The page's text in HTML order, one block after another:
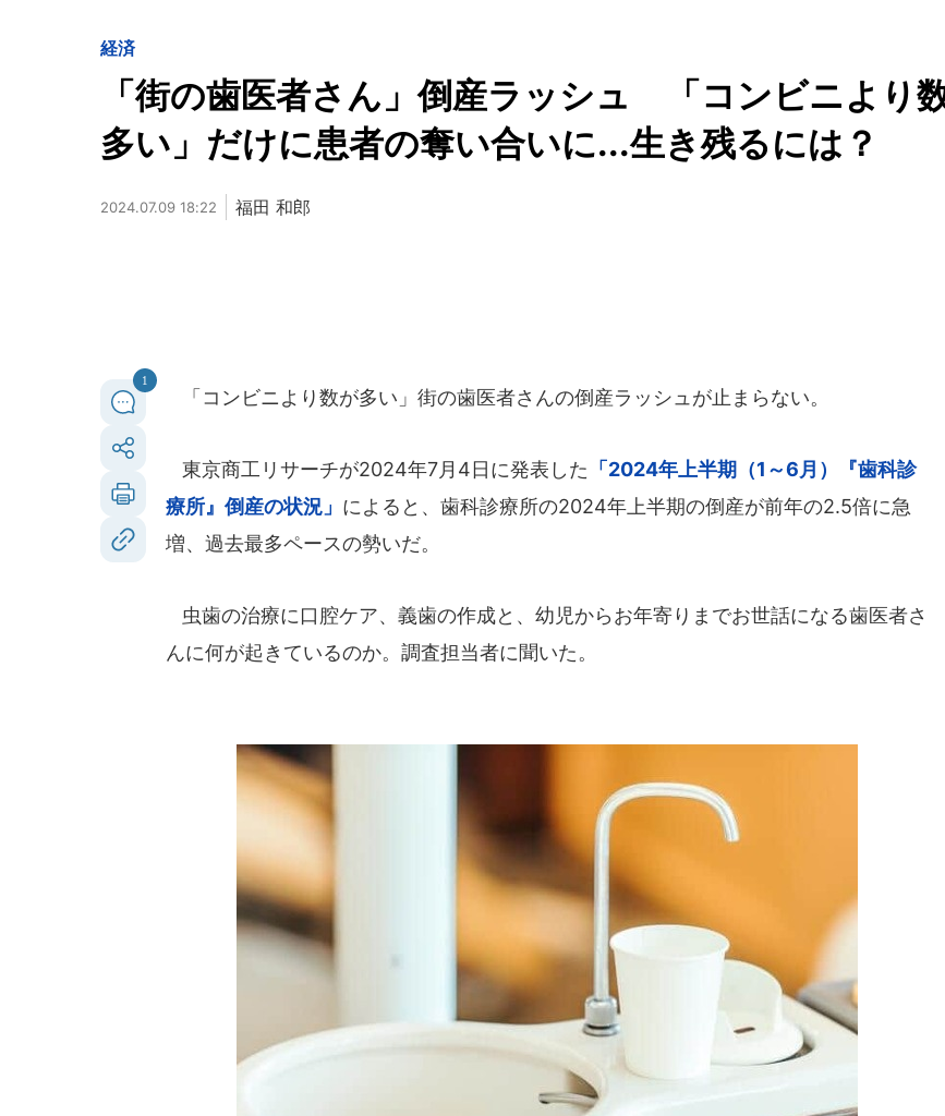
経済
「街の歯医者さん」倒産ラッシュ 「コンビニより
多い」だけに患者の奪い合いに...生き残るには？
2024.07.09 18:22 福田 和郎
1
「コンビニより数が多い」街の歯医者さんの倒産ラッシュが止まらない。
東京商工リサーチが2024年7月4日に発表した 「2024年上半期（1～6月）『歯科診
療所』倒産の状況」 によると、歯科診療所の2024年上半期の倒産が前年の2.5倍に急
増、過去最多ペースの勢いだ。
虫歯の治療に口腔ケア、義歯の作成と、幼児からお年寄りまでお世話になる歯医者さ
んに何が起きているのか。調査担当者に聞いた。